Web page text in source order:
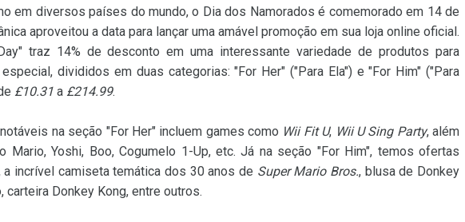
em diversos países do mundo, o Dia dos Namorados é comemorado em 14 de
aproveitou a data para lançar uma amável promoção em sua loja online oficial.
traz 14% de desconto em uma interessante variedade de produtos para
divididos em duas categorias: "For Her" ("Para Ela") e "For Him" ("Para
£10.31 a £214.99.
na seção "For Her" incluem games como Wii Fit U, Wii U Sing Party, além
Mario, Yoshi, Boo, Cogumelo 1-Up, etc. Já na seção "For Him", temos ofertas
a incrível camiseta temática dos 30 anos de Super Mario Bros., blusa de Donkey
carteira Donkey Kong, entre outros.